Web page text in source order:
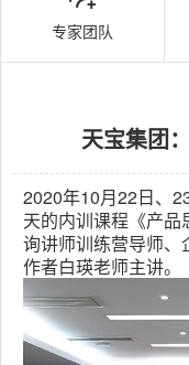
源
专家团队
天宝集团
2020年10月22日、
天的内训课程《产品
询讲师训练营导师、
作者白瑛老师主讲。